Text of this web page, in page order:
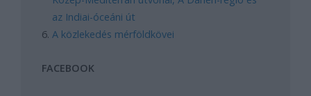
az Indiai-óceáni út
A közlekedés mérföldkövei
FACEBOOK